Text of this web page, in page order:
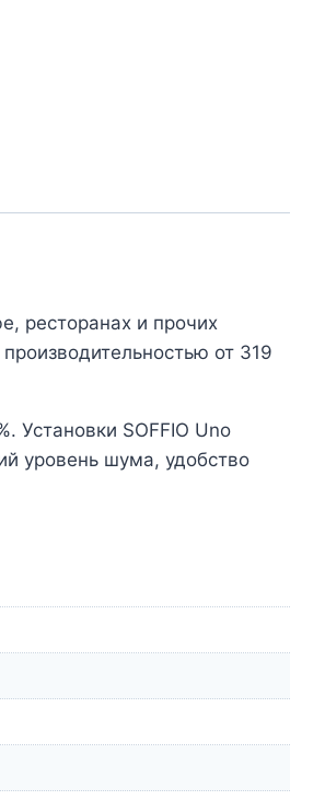
ресторанах и прочих
от 319
Установки SOFFIO Uno
уровень шума, удобство